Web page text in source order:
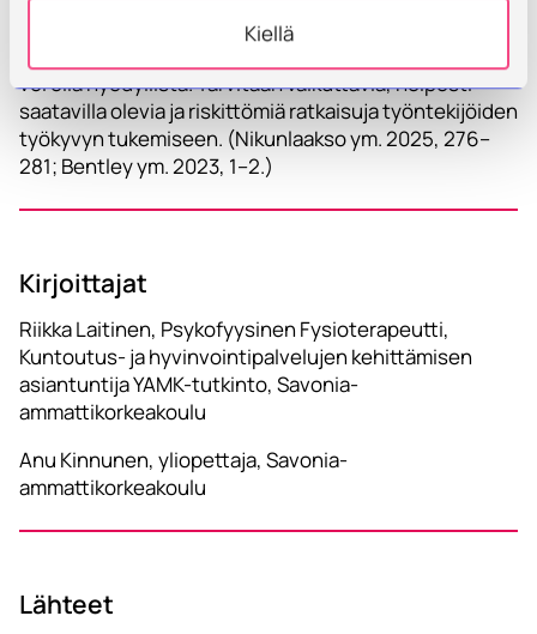
Kiellä
myös yksilötason haasteisiin. Esimerkiksi
voi olla hyödyllistä. Tarvitaan vaikuttavia, helposti
saatavilla olevia ja riskittömiä ratkaisuja työntekijöiden
työkyvyn tukemiseen. (Nikunlaakso ym. 2025, 276–
281; Bentley ym. 2023, 1–2.)
Kirjoittajat
Riikka Laitinen, Psykofyysinen Fysioterapeutti,
Kuntoutus- ja hyvinvointipalvelujen kehittämisen
asiantuntija YAMK-tutkinto, Savonia-
ammattikorkeakoulu
Anu Kinnunen, yliopettaja, Savonia-
ammattikorkeakoulu
Lähteet